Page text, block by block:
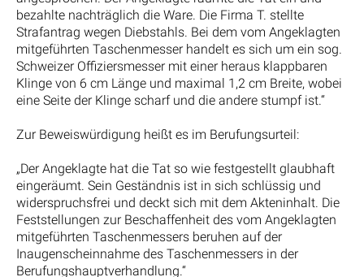
bezahlte nachträglich die Ware. Die Firma T. stellte
Strafantrag wegen Diebstahls. Bei dem vom Angeklagten
mitgeführten Taschenmesser handelt es sich um ein sog.
Schweizer Offiziersmesser mit einer heraus klappbaren
Klinge von 6 cm Länge und maximal 1,2 cm Breite, wobei
eine Seite der Klinge scharf und die andere stumpf ist.“
Zur Beweiswürdigung heißt es im Berufungsurteil:
„Der Angeklagte hat die Tat so wie festgestellt glaubhaft
eingeräumt. Sein Geständnis ist in sich schlüssig und
widerspruchsfrei und deckt sich mit dem Akteninhalt. Die
Feststellungen zur Beschaffenheit des vom Angeklagten
mitgeführten Taschenmessers beruhen auf der
Inaugenscheinnahme des Taschenmessers in der
Berufungshauptverhandlung.“